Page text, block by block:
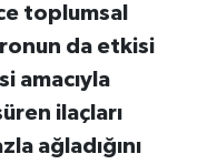
toplumsal
da etkisi
amacıyla
ilaçları
ağladığını